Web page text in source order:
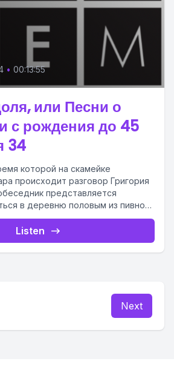
• 00:13:55
или Песни о
с рождения до 45
34
которой на скамейке
происходит разговор Григория
представляется
в деревню половым из пивной
Listen
Next